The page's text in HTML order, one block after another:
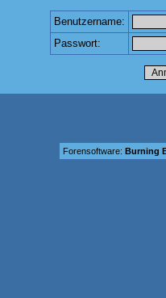
Benutzername:
Passwort:
Forensoftware: Burning